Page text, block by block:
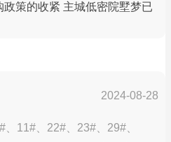
策的收紧 主城低密院墅梦已
2024-08-28
11#、22#、23#、29#、